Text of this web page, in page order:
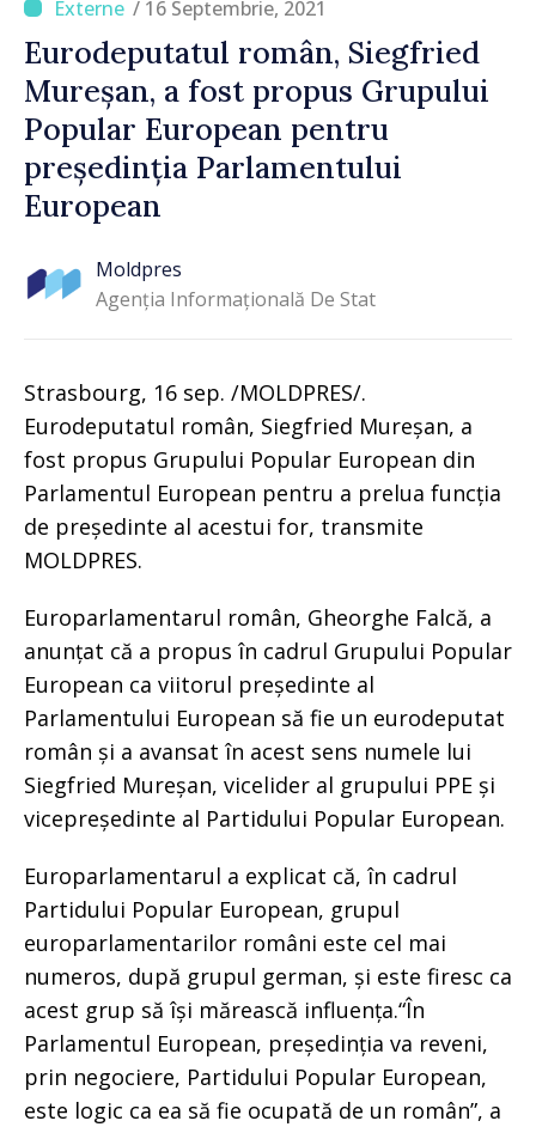
/ 16 Septembrie, 2021
Eurodeputatul român, Siegfried
Mureșan, a fost propus Grupului
Popular European pentru
președinția Parlamentului
European
Moldpres
Agenția Informațională De Stat
Strasbourg, 16 sep. /MOLDPRES/.
Eurodeputatul român, Siegfried Mureșan, a
fost propus Grupului Popular European din
Parlamentul European pentru a prelua funcția
de președinte al acestui for, transmite
MOLDPRES.
Europarlamentarul român, Gheorghe Falcă, a
anunțat că a propus în cadrul Grupului Popular
European ca viitorul președinte al
Parlamentului European să fie un eurodeputat
român și a avansat în acest sens numele lui
Siegfried Mureșan, vicelider al grupului PPE și
vicepreședinte al Partidului Popular European.
Europarlamentarul a explicat că, în cadrul
Partidului Popular European, grupul
europarlamentarilor români este cel mai
numeros, după grupul german, și este firesc ca
acest grup să își mărească influența.“În
Parlamentul European, președinția va reveni,
prin negociere, Partidului Popular European,
este logic ca ea să fie ocupată de un român”, a